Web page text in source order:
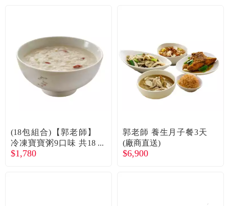
(18包組合)【郭老師】
冷凍寶寶粥9口味 共18
包 廠商直送
$1,780
郭老師 養生月子餐3天
(廠商直送)
$6,900